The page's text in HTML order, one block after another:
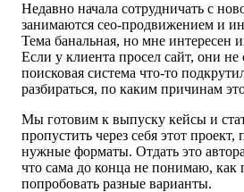
Недавно начала сотрудничать с
занимаются сео-продвижением и
Тема банальная, но мне интересен
Если у клиента просел сайт, они
поисковая система что-то
разбираться, по каким причинам
Мы готовим к выпуску кейсы и
пропустить через себя этот
нужные форматы. Отдать это
что сама до конца не понимаю,
попробовать разные варианты.